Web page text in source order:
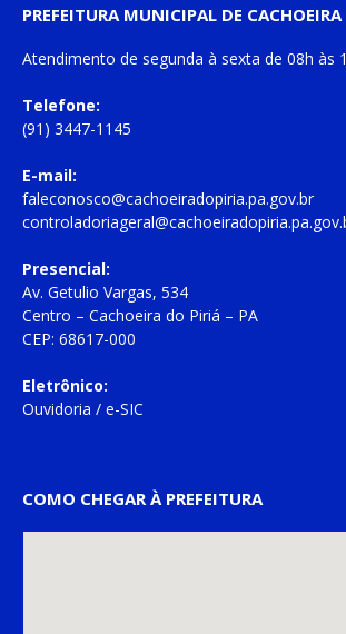
PREFEITURA MUNICIPAL DE
Atendimento de segunda à sexta de 08h às
Telefone:
(91) 3447-1145
E-mail:
faleconosco@cachoeiradopiria.pa.gov.br
Presencial:
Av. Getulio Vargas, 534
Centro – Cachoeira do Piriá – PA
CEP: 68617-000
Eletrônico:
Ouvidoria / e-SIC
COMO CHEGAR À PREFEITURA